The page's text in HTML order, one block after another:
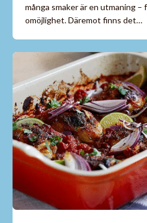
många smaker är en utmaning
omöjlighet. Däremot finns det…